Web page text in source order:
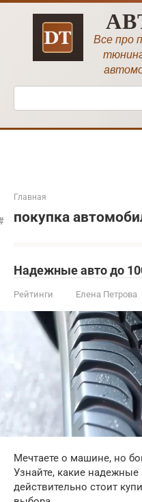
Перейти
Все про
Поиск:
Главная
покупка
Надежные авто до
Рейтинги Елена Петрова
Мечтаете о машине, но
Узнайте, какие надежные
действительно стоит